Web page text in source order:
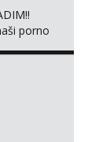
porno